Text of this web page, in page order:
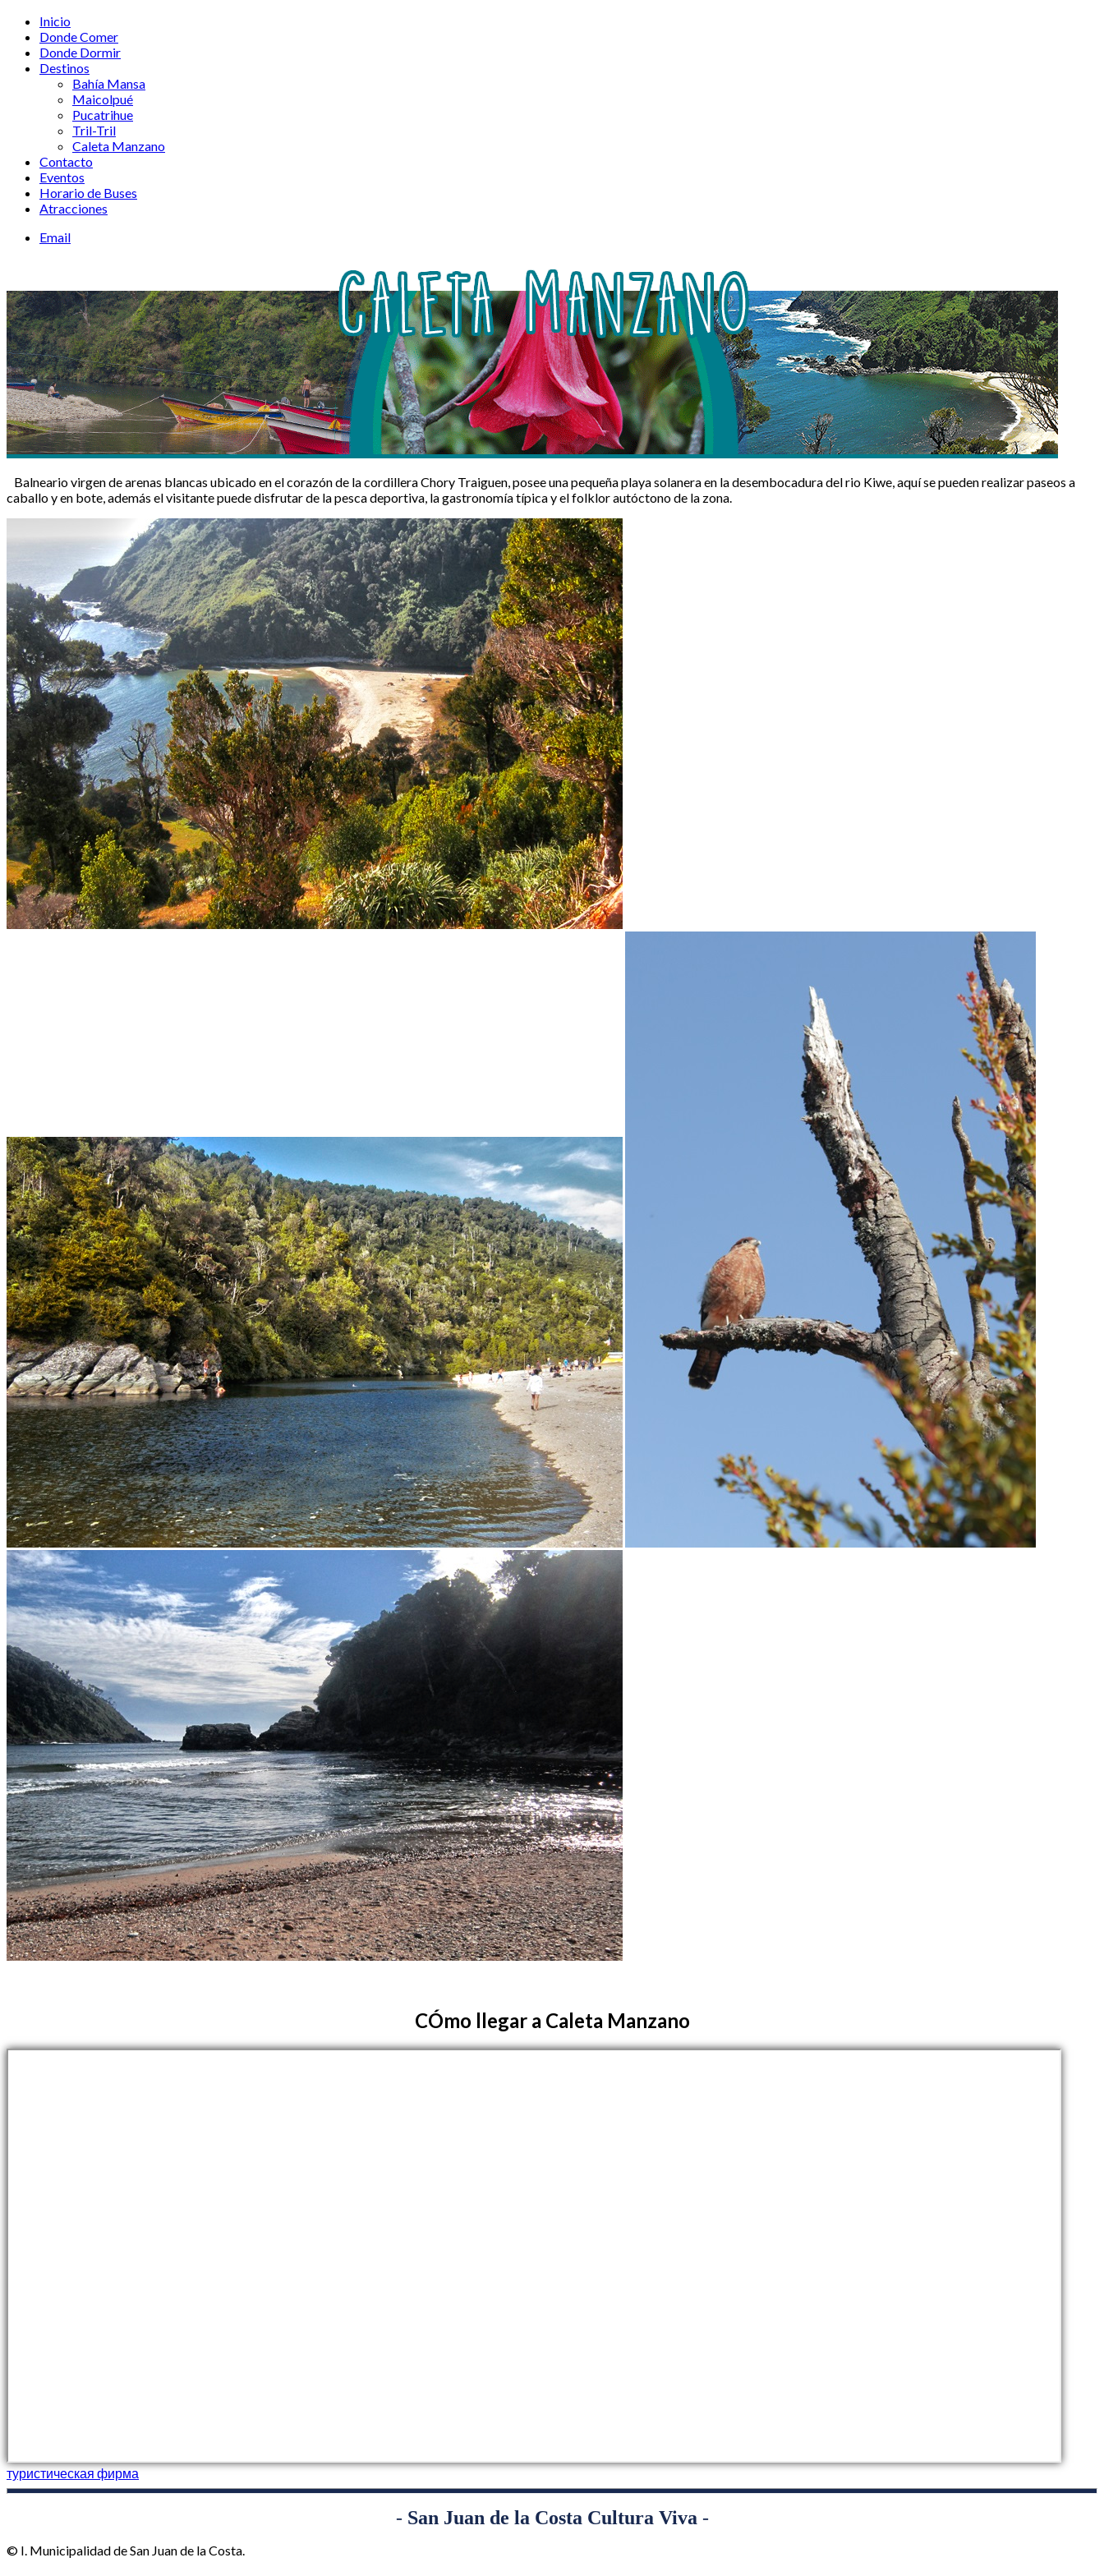
Inicio
Donde Comer
Donde Dormir
Destinos
Bahía Mansa
Maicolpué
Pucatrihue
Tril-Tril
Caleta Manzano
Contacto
Eventos
Horario de Buses
Atracciones
Email
Balneario virgen de arenas blancas ubicado en el corazón de la cordillera Chory Traiguen, posee una pequeña playa solanera en la desembocadura del rio Kiwe, aquí se pueden realizar paseos a
caballo y en bote, además el visitante puede disfrutar de la pesca deportiva, la gastronomía típica y el folklor autóctono de la zona.
CÓmo llegar a Caleta Manzano
туристическая фирма
-San Juan de la Costa Cultura Viva -
© I. Municipalidad de San Juan de la Costa.